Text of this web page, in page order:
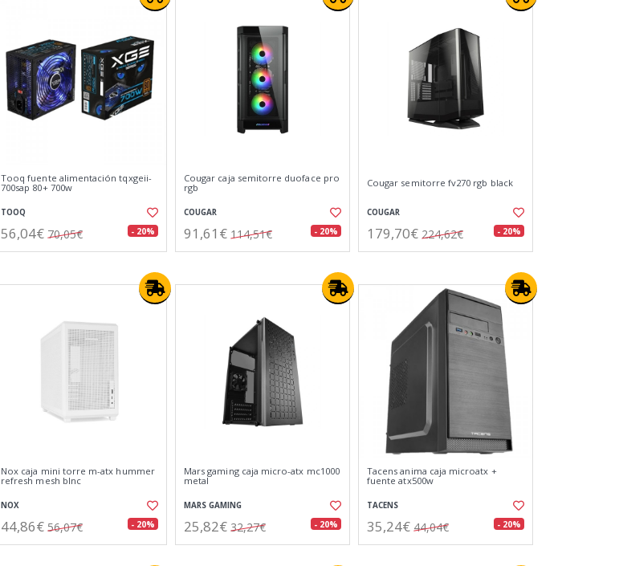
Tooq fuente alimentación tqxgeii-
700sap 80+ 700w
TOOQ
56,04€ 70,05€ - 20%
Cougar caja semitorre duoface pro
rgb
COUGAR
91,61€ 114,51€ - 20%
Cougar semitorre fv270 rgb black
COUGAR
179,70€ 224,62€ - 20%
Nox caja mini torre m-atx hummer
refresh mesh blnc
NOX
44,86€ 56,07€ - 20%
Mars gaming caja micro-atx mc1000
metal
MARS GAMING
25,82€ 32,27€ - 20%
Tacens anima caja microatx +
fuente atx500w
TACENS
35,24€ 44,04€ - 20%